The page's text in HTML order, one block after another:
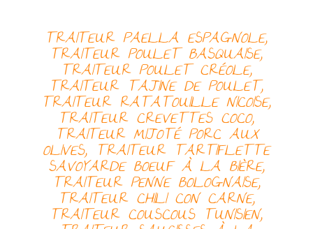
TRAITEUR PAELLA ESPAGNOLE,
TRAITEURPOULET BASQUAISE,
TRAITEURPOULET CRÉOLE,
TRAITEURTAJINE DE POULET,
TRAITEUR RATATOUILLE NICOISE,
TRAITEUR CREVETTES COCO,
TRAITEURMIJOTÉ PORC AUX
OLIVES, TRAITEUR TARTIFLETTE
SAVOYARDE BOEUF À LA BIÈRE,
TRAITEURPENNE BOLOGNAISE,
TRAITEUR CHILI CON CARNE,
TRAITEURCOUSCOUS TUNISIEN,